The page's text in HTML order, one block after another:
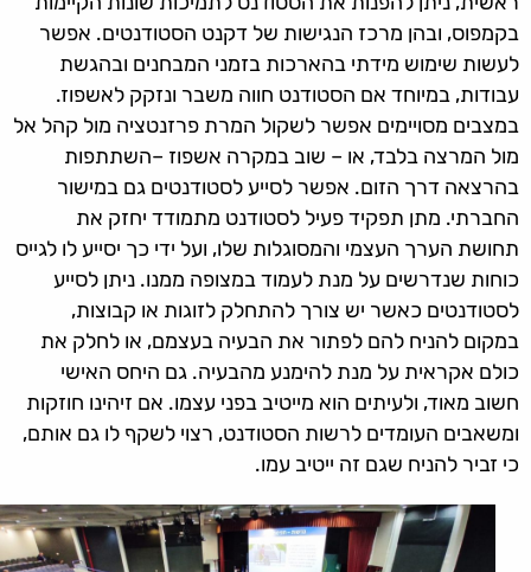
בקמפוס, ובהן מרכז הנגישות של דקנט הסטודנטים. אפשר
לעשות שימוש מידתי בהארכות בזמני המבחנים ובהגשת
עבודות, במיוחד אם הסטודנט חווה משבר ונזקק לאשפוז.
במצבים מסויימים אפשר לשקול המרת פרזנטציה מול קהל אל
מול המרצה בלבד, או – שוב במקרה אשפוז –השתתפות
בהרצאה דרך הזום. אפשר לסייע לסטודנטים גם במישור
החברתי. מתן תפקיד פעיל לסטודנט מתמודד יחזק את
תחושת הערך העצמי והמסוגלות שלו, ועל ידי כך יסייע לו לגייס
כוחות שנדרשים על מנת לעמוד במצופה ממנו. ניתן לסייע
לסטודנטים כאשר יש צורך להתחלק לזוגות או קבוצות,
במקום להניח להם לפתור את הבעיה בעצמם, או לחלק את
כולם אקראית על מנת להימנע מהבעיה. גם היחס האישי
חשוב מאוד, ולעיתים הוא מייטיב בפני עצמו. אם זיהינו חוזקות
ומשאבים העומדים לרשות הסטודנט, רצוי לשקף לו גם אותם,
כי זביר להניח שגם זה ייטיב עמו.